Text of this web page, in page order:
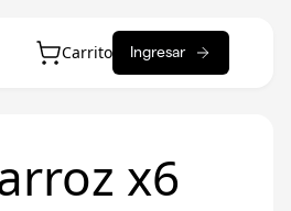
Carrito Ingresar
x6